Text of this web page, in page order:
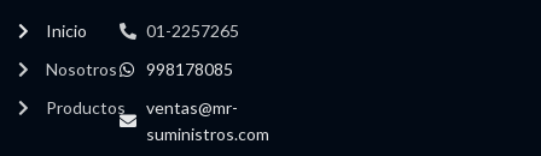
Inicio
Nosotros
Productos
01-2257265
998178085
ventas@mr-
suministros.com